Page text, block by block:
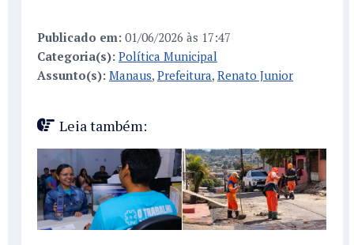
Publicado em: 01/06/2026 às 17:47
Categoria(s): Política Municipal
Assunto(s): Manaus, Prefeitura, Renato Junior
Leia também: